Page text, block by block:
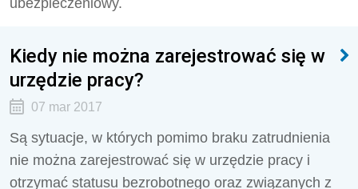
ubezpieczeniowy.
Kiedy nie można zarejestrować się w
urzędzie pracy?
07 mar 2017
Są sytuacje, w których pomimo braku zatrudnienia
nie można zarejestrować się w urzędzie pracy i
otrzymać statusu bezrobotnego oraz związanych z